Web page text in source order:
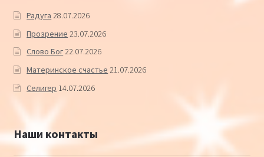
Радуга 28.07.2026
Прозрение 23.07.2026
Слово Бог22.07.2026
Материнское счастье 21.07.2026
Селигер 14.07.2026
Наши контакты